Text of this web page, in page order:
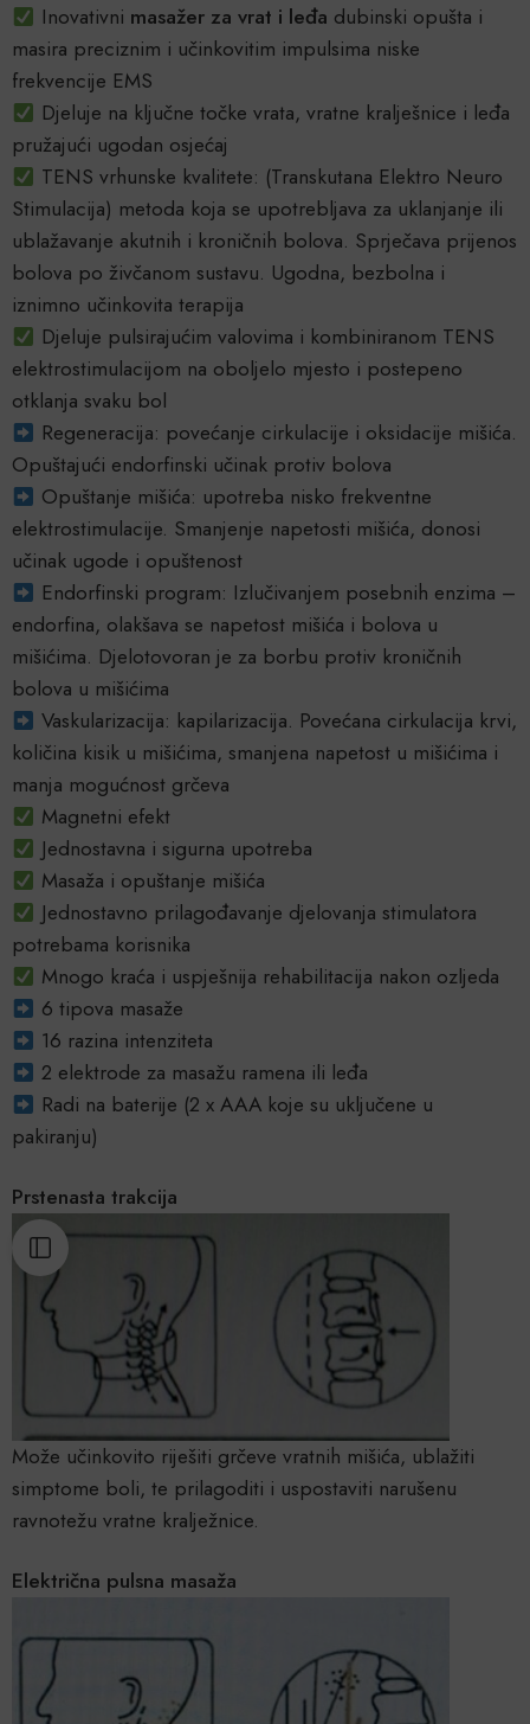
Inovativni masažer za vrat i leđa dubinski opušta i
masira preciznim i učinkovitim impulsima niske
frekvencije EMS
Djeluje na ključne točke vrata, vratne kralješnice i leđa
pružajući ugodan osjećaj
TENS vrhunske kvalitete: (Transkutana Elektro Neuro
Stimulacija) metoda koja se upotrebljava za uklanjanje ili
ublažavanje akutnih i kroničnih bolova. Sprječava prijenos
bolova po živčanom sustavu. Ugodna, bezbolna i
iznimno učinkovita terapija
Djeluje pulsirajućim valovima i kombiniranom TENS
elektrostimulacijom na oboljelo mjesto i postepeno
otklanja svaku bol
Regeneracija: povećanje cirkulacije i oksidacije mišića.
Opuštajući endorfinski učinak protiv bolova
Opuštanje mišića: upotreba nisko frekventne
elektrostimulacije. Smanjenje napetosti mišića, donosi
učinak ugode i opuštenost
Endorfinski program: Izlučivanjem posebnih enzima –
endorfina, olakšava se napetost mišića i bolova u
mišićima. Djelotovoran je za borbu protiv kroničnih
bolova u mišićima
Vaskularizacija: kapilarizacija. Povećana cirkulacija krvi,
količina kisik u mišićima, smanjena napetost u mišićima i
manja mogućnost grčeva
Magnetni efekt
Jednostavna i sigurna upotreba
Masaža i opuštanje mišića
Jednostavno prilagođavanje djelovanja stimulatora
potrebama korisnika
Mnogo kraća i uspješnija rehabilitacija nakon ozljeda
6 tipova masaže
16 razina intenziteta
2 elektrode za masažu ramena ili leđa
Radi na baterije (2 x AAA koje su uključene u
pakiranju)
Prstenasta trakcija
Može učinkovito riješiti grčeve vratnih mišića, ublažiti
simptome boli, te prilagoditi i uspostaviti narušenu
ravnotežu vratne kralježnice.
Električna pulsna masaža